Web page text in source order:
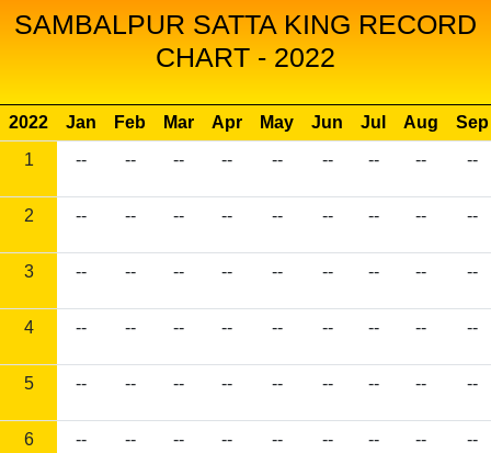
SAMBALPUR SATTA KING RECORD
CHART - 2022
2022 Jan Feb Mar Apr May Jun Jul Aug
Sep
1
-- -- -- -- -- -- -- -- --
2 -- -- -- -- -- -- -- -- --
3 -- -- -- -- -- -- -- -- --
4 -- -- -- -- -- -- -- -- --
5 -- -- -- -- -- -- -- -- --
6 -- -- -- -- -- -- -- -- --